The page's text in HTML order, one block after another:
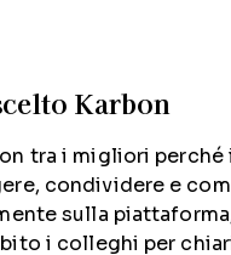
Karbon
tra i migliori perché
condividere e
sulla
i colleghi per